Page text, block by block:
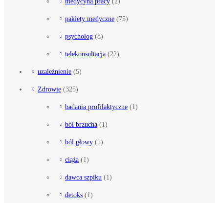
pakiety medyczne (75)
psycholog (8)
telekonsultacja (22)
uzależnienie (5)
Zdrowie (325)
badania profilaktyczne (1)
ból brzucha (1)
ból głowy (1)
ciąża (1)
dawca szpiku (1)
detoks (1)